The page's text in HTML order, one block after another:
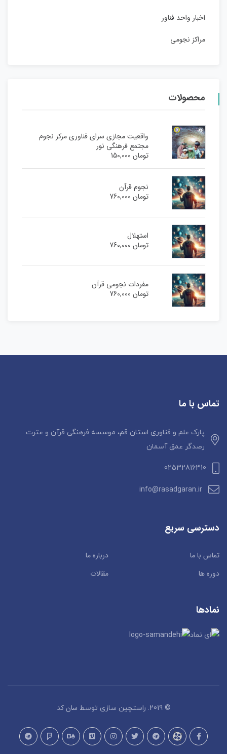
اخبار واحد فناور
مراکز نجومی
محصولات
واقعیت مجازی سرای فناوری مرکز نجوم
مجتمع فرهنگی نور
تومان150,000
نجوم قرآن
تومان760,000
استهلال
تومان760,000
مفردات نجومی قرآن
تومان760,000
تماس با ما
پارک علم و فناوری استان قم، موسسه فرهنگی قرآن و عترت
رصدگر عمق آسمان
02532816310
info@rasadgaran.ir
دسترسی سریع
تماس با ما
درباره ما
دوره ها
مقالات
نمادها
© 2019. راستچین سازی توسط سان کد